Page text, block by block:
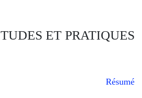
ET PRATIQUES
Résumé